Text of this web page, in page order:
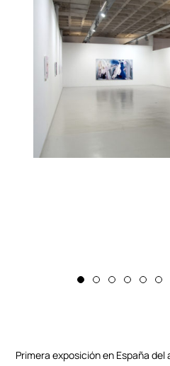
Primera exposición en España